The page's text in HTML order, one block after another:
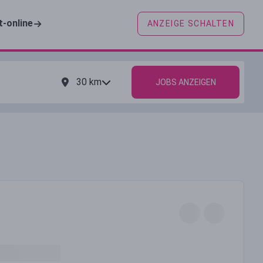
online ANZEIGE SCHALTEN
30 km JOBS ANZEIGEN